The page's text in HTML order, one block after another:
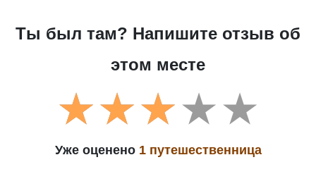
Ты был там? Напишите отзыв об
этом месте
Уже оценено 1 путешественница